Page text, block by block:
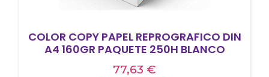
COLOR COPY PAPEL REPROGRAFICO DIN
A4 160GR PAQUETE 250H BLANCO
77,63 €